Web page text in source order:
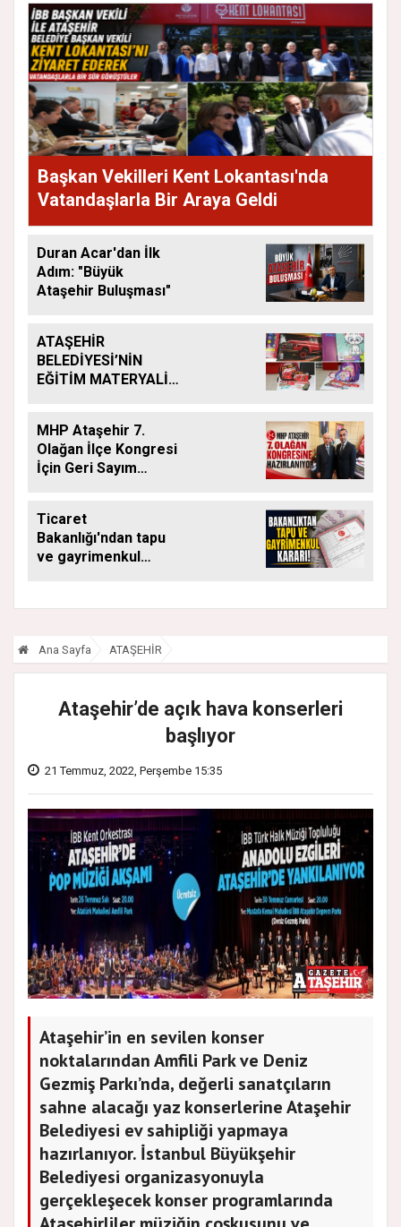
Başkan Vekilleri Kent Lokantası'nda
Vatandaşlarla Bir Araya Geldi
Duran Acar'dan İlk
Adım: "Büyük
Ataşehir Buluşması"
ATAŞEHİR
BELEDİYESİ’NİN
EĞİTİM MATERYALİ
SÜRÜYOR
MHP Ataşehir 7.
Olağan İlçe Kongresi
İçin Geri Sayım
Ticaret
Bakanlığı'ndan tapu
ve gayrimenkul
yapamayacak
Ana Sayfa ATAŞEHİR
Ataşehir’de açık hava konserleri
başlıyor
21 Temmuz, 2022, Perşembe 15:35
Ataşehir’in en sevilen konser
noktalarından Amfili Park ve Deniz
Gezmiş Parkı’nda, değerli sanatçıların
sahne alacağı yaz konserlerine Ataşehir
Belediyesi ev sahipliği yapmaya
hazırlanıyor. İstanbul Büyükşehir
Belediyesi organizasyonuyla
gerçekleşecek konser programlarında